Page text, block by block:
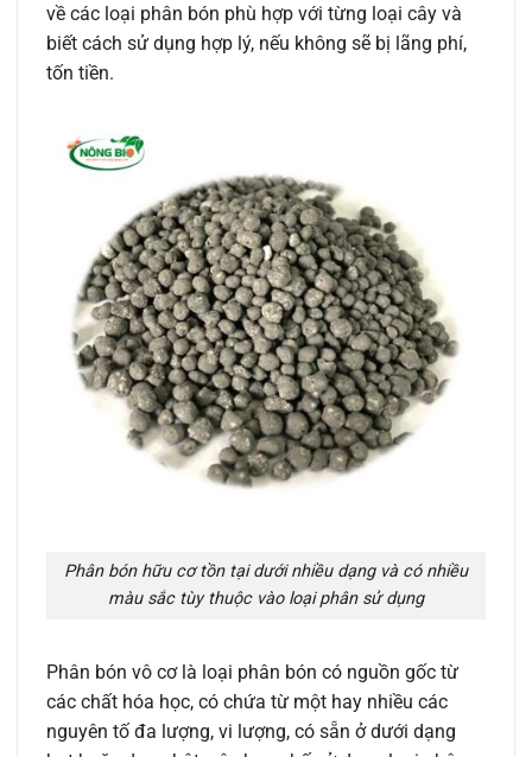
về các loại phân bón phù hợp với từng loại cây và
biết cách sử dụng hợp lý, nếu không sẽ bị lãng phí,
tốn tiền.
Phân bón hữu cơ tồn tại dưới nhiều dạng và có nhiều
màu sắc tùy thuộc vào loại phân sử dụng
Phân bón vô cơ là loại phân bón có nguồn gốc từ
các chất hóa học, có chứa từ một hay nhiều các
nguyên tố đa lượng, vi lượng, có sẵn ở dưới dạng